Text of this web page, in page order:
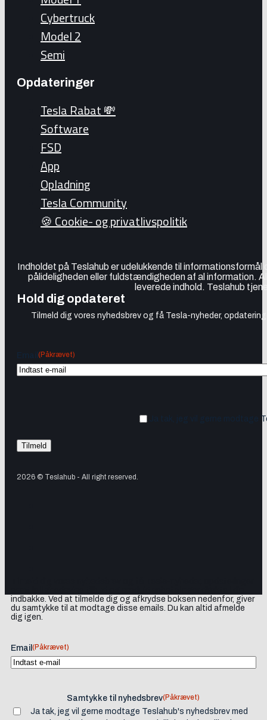
Cybertruck
Model 2
Semi
Opdateringer
Tesla Rabat 💸
Software
FSD
App
Opladning
Tesla Community
🍪 Cookie- og privatlivspolitik
Indholdet på Teslahub er udelukkende til
pålideligheden eller fuldstændigheden af al information.
leverede indhold. Teslahub
Hold dig opdateret
Tilmeld dig vores nyhedsbrev og få Tesla-nyheder,
(Påkrævet)
Ja tak, jeg vil gerne modtage
2026 © Teslahub - All right reserved.
indbakke. Ved at tilmelde dig og afkrydse boksen nedenfor, giver
du samtykke til at modtage disse emails. Du kan altid afmelde
dig igen.
Email (Påkrævet)
Samtykke til nyhedsbrev(Påkrævet)
Ja tak, jeg vil gerne modtage Teslahub's nyhedsbrev med